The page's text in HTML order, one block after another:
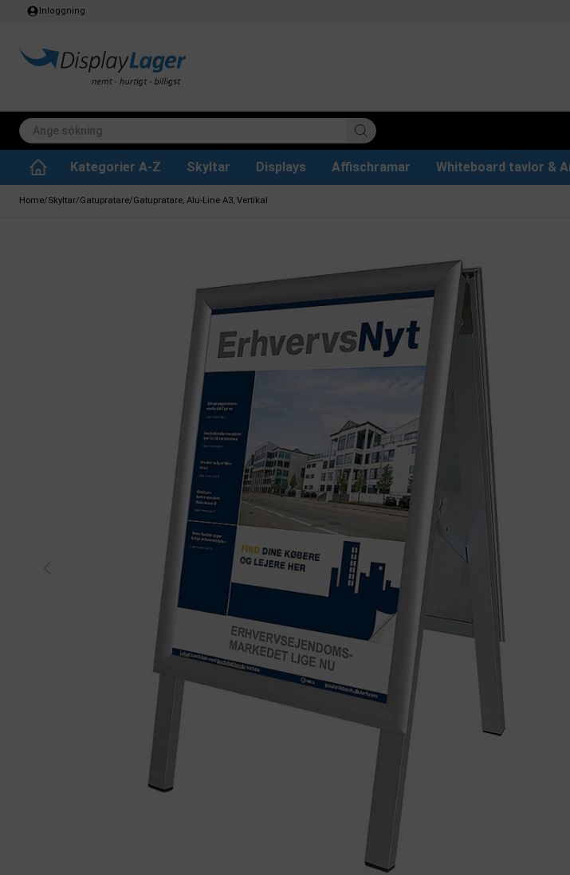
Inloggning
Kategorier A-Z Skyltar Displays Affischramar Whiteboard tavlor &
Home/Skyltar/Gatupratare/Gatupratare, Alu-Line A3, Vertikal